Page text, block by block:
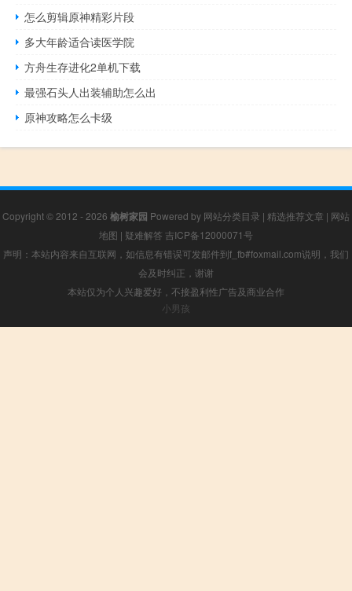
怎么剪辑原神精彩片段
多大年龄适合读医学院
方舟生存进化2单机下载
最强石头人出装辅助怎么出
原神攻略怎么卡级
Copyright © 2012 - 2026 榆树家园 Powered by 网站分类目录 | 精选推荐文章 | 网站
地图 | 疑难解答 吉ICP备12000071号
声明：本站内容来自互联网，如信息有错误可发邮件到f_fb#foxmail.com说明，我们
会及时纠正，谢谢
本站仅为个人兴趣爱好，不接盈利性广告及商业合作
小男孩